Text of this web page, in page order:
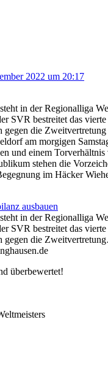
2022 um 20:17
in der Regionalliga
SVR bestreitet das
gegen die
am morgigen
und einem
stehen die
im Häcker
ausbauen
in der Regionalliga
SVR bestreitet das
gegen die
überbewertet!